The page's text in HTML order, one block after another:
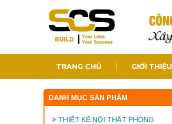
TRANG CHỦ GIỚI THIỆU
DANH MỤC SẢN PHẨM
THIẾT KẾ NỘI THẤT PHÒNG